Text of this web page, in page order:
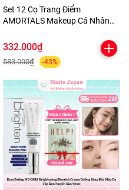
Set 12 Cọ Trang Điểm
AMORTALS Makeup Cá Nhân
Kèm Túi Đựng Tiện Lợi
332.000₫
583.000₫ -43%